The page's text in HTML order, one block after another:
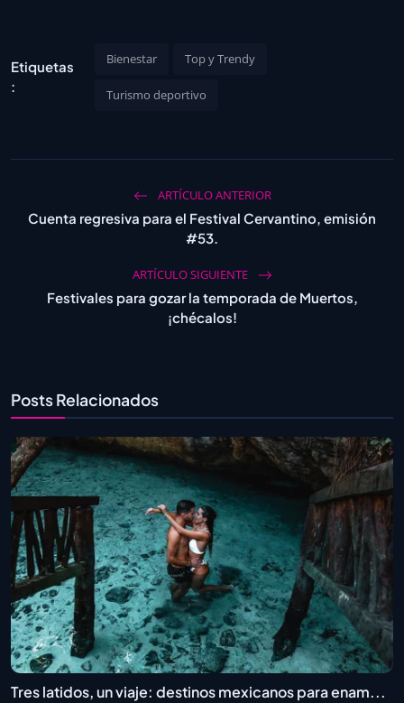
Etiquetas
:
Bienestar Top y Trendy
Turismo deportivo
ARTÍCULO ANTERIOR
Cuenta regresiva para el Festival Cervantino, emisión
#53.
ARTÍCULO SIGUIENTE
Festivales para gozar la temporada de Muertos,
¡chécalos!
Posts Relacionados
Tres latidos, un viaje: destinos mexicanos para enam...